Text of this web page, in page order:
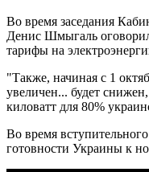
Во время заседания
Денис Шмыгаль
тарифы на
"Также, начиная с 1
увеличен... будет
киловатт для 80%
Во время
готовности Украины к